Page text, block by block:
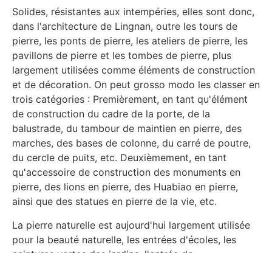
Solides, résistantes aux intempéries, elles sont donc,
dans l'architecture de Lingnan, outre les tours de
pierre, les ponts de pierre, les ateliers de pierre, les
pavillons de pierre et les tombes de pierre, plus
largement utilisées comme éléments de construction
et de décoration. On peut grosso modo les classer en
trois catégories : Premièrement, en tant qu'élément
de construction du cadre de la porte, de la
balustrade, du tambour de maintien en pierre, des
marches, des bases de colonne, du carré de poutre,
du cercle de puits, etc. Deuxièmement, en tant
qu'accessoire de construction des monuments en
pierre, des lions en pierre, des Huabiao en pierre,
ainsi que des statues en pierre de la vie, etc.
La pierre naturelle est aujourd'hui largement utilisée
pour la beauté naturelle, les entrées d'écoles, les